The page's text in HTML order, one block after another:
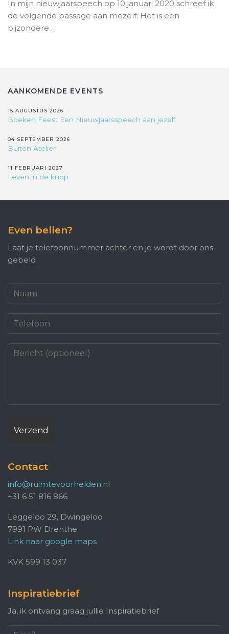
In mijn nieuwjaarspeech op 10 januari 2020 schreef ik
de volgende passage aan mezelf: Het is een
bijzondere…
AANKOMENDE EVENTS
15 AUGUSTUS 2026
Boeken Feest Een Nieuwjaarsspeech aan jezelf
04 SEPTEMBER 2026
Buiten Atelier
11 FEBRUARI 2027
Leven in de knop
Even bellen?
Laat je telefoonnummer achter en je wordt door ons
gebeld
Contact
info@ruimtevoorhelden.nl
+31 6 51 816 866
Leggeloo 29, Dwingeloo
7991 PW Drenthe
Link naar google maps
KVK 599 13 037
Inspiratiebrief
Ja, ik ontvang graag jullie Inspiratiebrief